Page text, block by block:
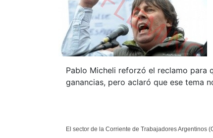
Pablo Micheli reforzó el reclamo para
ganancias, pero aclaró que ese tema
El sector de la Corriente de Trabajadores Argentinos